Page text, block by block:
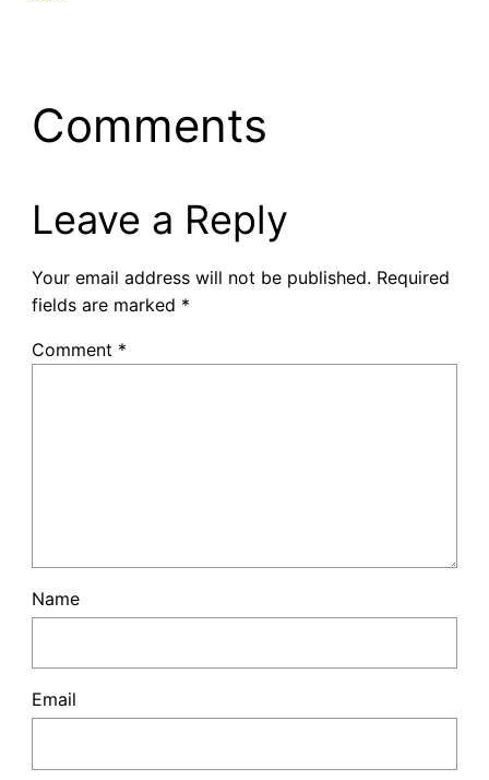
Comments
Leave a Reply
Your email address will not be published. Required
fields are marked *
Comment *
Name
Email